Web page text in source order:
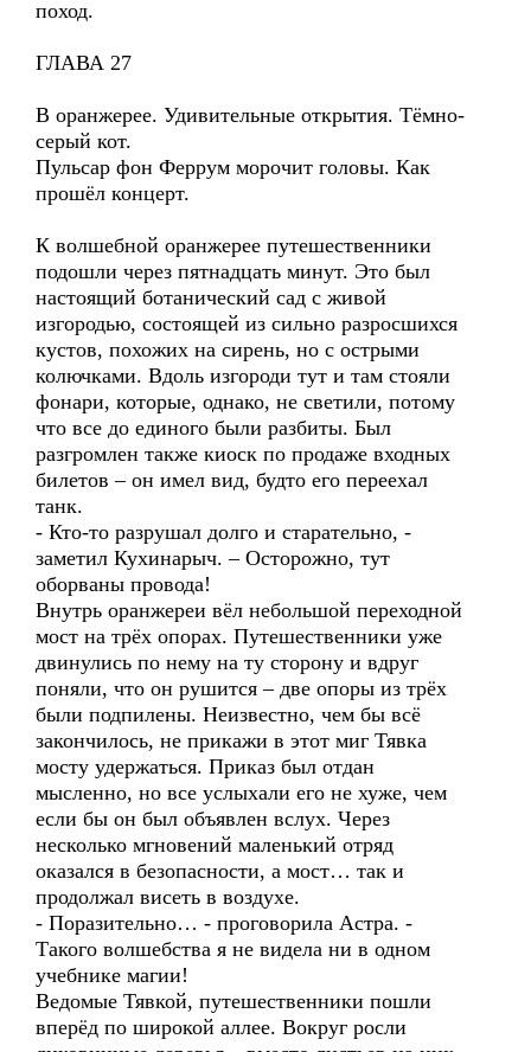
поход.
ГЛАВА 27
В оранжерее. Удивительные открытия. Тёмно-
серый кот.
Пульсар фон Феррум морочит головы. Как
прошёл концерт.
К волшебной оранжерее путешественники
подошли через пятнадцать минут. Это был
настоящий ботанический сад с живой
изгородью, состоящей из сильно разросшихся
кустов, похожих на сирень, но с острыми
колючками. Вдоль изгороди тут и там стояли
фонари, которые, однако, не светили, потому
что все до единого были разбиты. Был
разгромлен также киоск по продаже входных
билетов – он имел вид, будто его переехал
танк.
- Кто-то разрушал долго и старательно, -
заметил Кухинарыч. – Осторожно, тут
оборваны провода!
Внутрь оранжереи вёл небольшой переходной
мост на трёх опорах. Путешественники уже
двинулись по нему на ту сторону и вдруг
поняли, что он рушится – две опоры из трёх
были подпилены. Неизвестно, чем бы всё
закончилось, не прикажи в этот миг Тявка
мосту удержаться. Приказ был отдан
мысленно, но все услыхали его не хуже, чем
если бы он был объявлен вслух. Через
несколько мгновений маленький отряд
оказался в безопасности, а мост… так и
продолжал висеть в воздухе.
- Поразительно… - проговорила Астра. -
Такого волшебства я не видела ни в одном
учебнике магии!
Ведомые Тявкой, путешественники пошли
вперёд по широкой аллее. Вокруг росли